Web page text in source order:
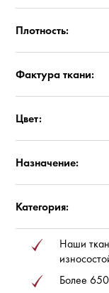
Плотность:
Фактура ткани:
Цвет:
Назначение:
Категория:
Наши
Более